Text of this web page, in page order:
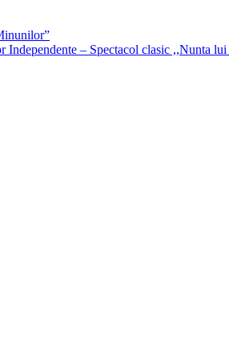
Independente – Spectacol clasic ,,Nunta